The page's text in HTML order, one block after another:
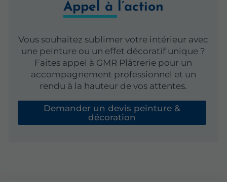
Appel à l’action
Vous souhaitez sublimer votre intérieur avec
une peinture ou un effet décoratif unique ?
Faites appel à GMR Plâtrerie pour un
accompagnement professionnel et un
rendu à la hauteur de vos attentes.
Demander un devis peinture &
décoration